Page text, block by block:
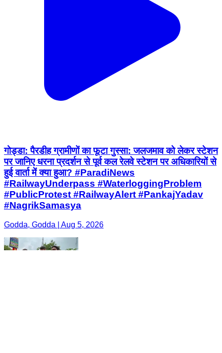
गोड्डा: पैरडीह ग्रामीणों का फूटा गुस्सा: जलजमाव को लेकर स्टेशन
पर जानिए धरना प्रदर्शन से पूर्व कल रेलवे स्टेशन पर अधिकारियों से
हुई वार्ता में क्या हुआ? #ParadiNews
#RailwayUnderpass #WaterloggingProblem
#PublicProtest #RailwayAlert #PankajYadav
#NagrikSamasya
Godda, Godda | Aug 5, 2026